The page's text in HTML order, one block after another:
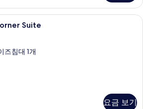
이집트산 면 시트, 고급 침구, 객실 내
Suite
즈침대 1개
요금 보기